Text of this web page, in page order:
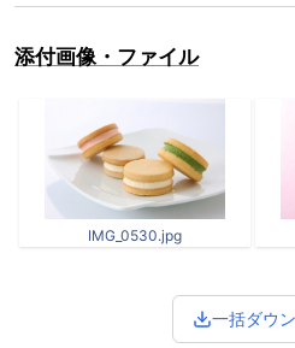
添付画像・ファイル
IMG_0530.jpg
一括ダウ